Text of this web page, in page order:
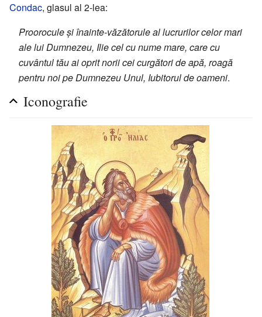
Condac, glasul al 2-lea:
Proorocule și înainte-văzătorule al lucrurilor celor mari
ale lui Dumnezeu, Ilie cel cu nume mare, care cu
cuvântul tău ai oprit norii cei curgători de apă, roagă
pentru noi pe Dumnezeu Unul, Iubitorul de oameni.
Iconografie